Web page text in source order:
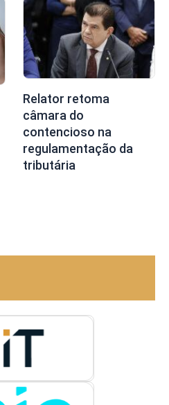
Relator retoma
câmara do
contencioso na
regulamentação da
tributária